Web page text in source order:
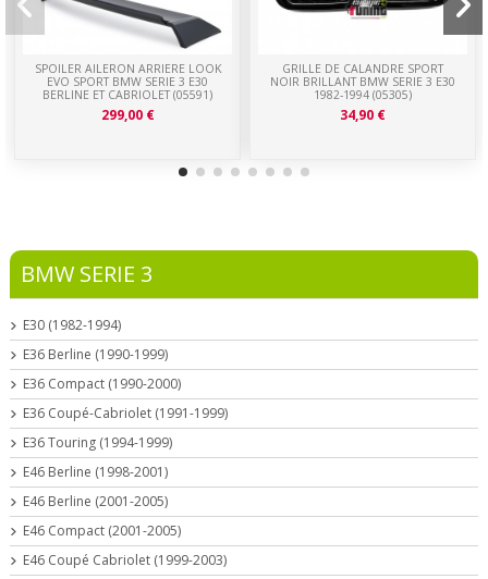
SPOILER AILERON ARRIERE LOOK
EVO SPORT BMW SERIE 3 E30
BERLINE ET CABRIOLET (05591)
299,00 €
GRILLE DE CALANDRE SPORT
NOIR BRILLANT BMW SERIE 3 E30
1982-1994 (05305)
34,90 €
BMW SERIE 3
E30 (1982-1994)
E36 Berline (1990-1999)
E36 Compact (1990-2000)
E36 Coupé-Cabriolet (1991-1999)
E36 Touring (1994-1999)
E46 Berline (1998-2001)
E46 Berline (2001-2005)
E46 Compact (2001-2005)
E46 Coupé Cabriolet (1999-2003)